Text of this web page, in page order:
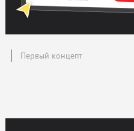
Первый концепт